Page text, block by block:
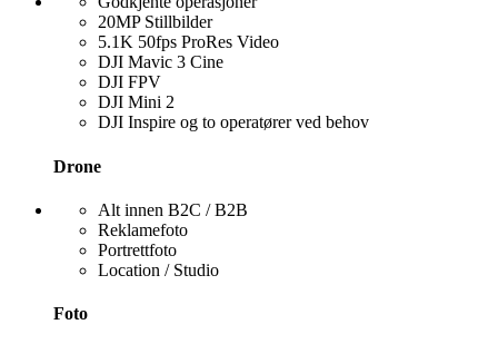
20MP Stillbilder
5.1K 50fps ProRes Video
DJI Mavic 3 Cine
DJI FPV
DJI Mini 2
DJI Inspire og to operatører ved behov
Drone
Alt innen B2C / B2B
Reklamefoto
Portrettfoto
Location / Studio
Foto